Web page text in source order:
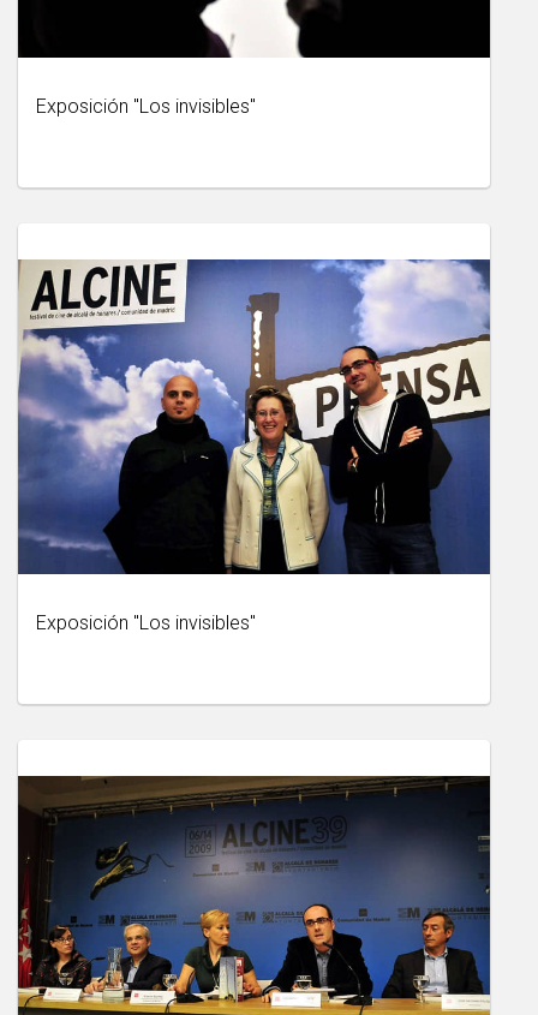
Exposición "Los invisibles"
Exposición "Los invisibles"